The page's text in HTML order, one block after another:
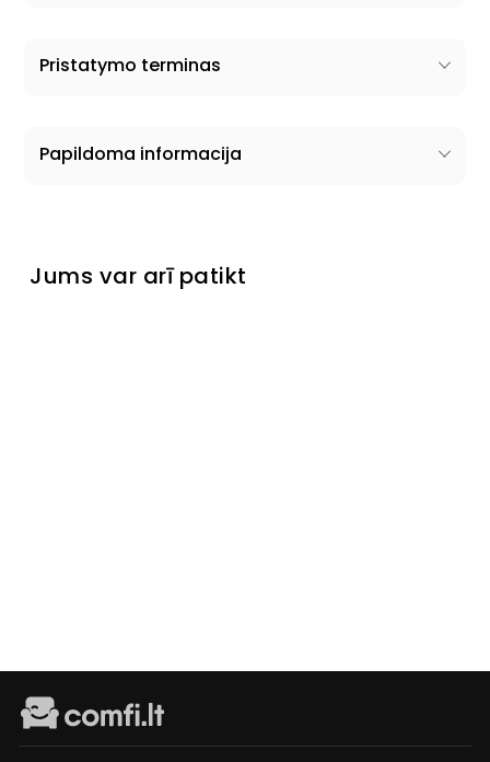
Pristatymo terminas
Papildoma informacija
Jums var arī patikt